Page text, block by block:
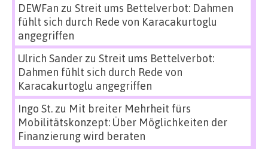
DEWFan zu Streit ums Bettelverbot: Dahmen
fühlt sich durch Rede von Karacakurtoglu
angegriffen
Ulrich Sanderzu Streit ums Bettelverbot:
Dahmen fühlt sich durch Rede von
Karacakurtoglu angegriffen
Ingo St.zu Mit breiter Mehrheit fürs
Mobilitätskonzept: Über Möglichkeiten der
Finanzierung wird beraten